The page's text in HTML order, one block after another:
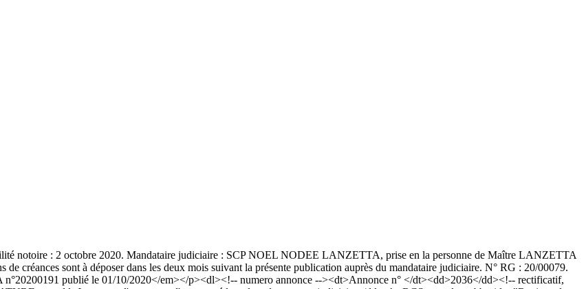
notoire : 2 octobre 2020. Mandataire judiciaire : SCP NOEL NODEE LANZETTA, prise en la personne de Maître LANZETTA
créances sont à déposer dans les deux mois suivant la présente publication auprès du mandataire judiciaire. N° RG : 20/00079.
publié le 01/10/2020</em></p><dl><!-- numero annonce --><dt>Annonce n° </dt><dd>2036</dd><!-- rectificatif,